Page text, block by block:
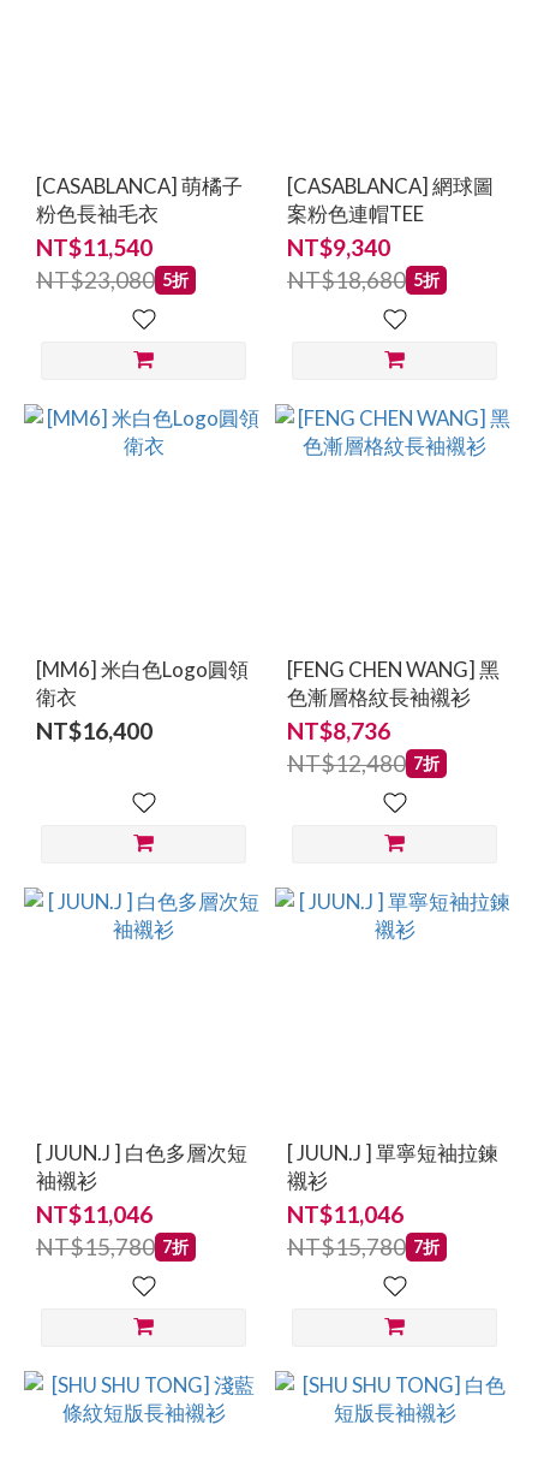
[CASABLANCA] 萌橘子
粉色長袖毛衣
NT$11,540
NT$23,080 5折
[CASABLANCA] 網球圖
案粉色連帽TEE
NT$9,340
NT$18,680 5折
[MM6] 米白色Logo圓領
衛衣
NT$16,400
[FENG CHEN WANG] 黑
色漸層格紋長袖襯衫
NT$8,736
NT$12,480 7折
[ JUUN.J ] 白色多層次短
袖襯衫
NT$11,046
NT$15,780 7折
[ JUUN.J ] 單寧短袖拉鍊
襯衫
NT$11,046
NT$15,780 7折